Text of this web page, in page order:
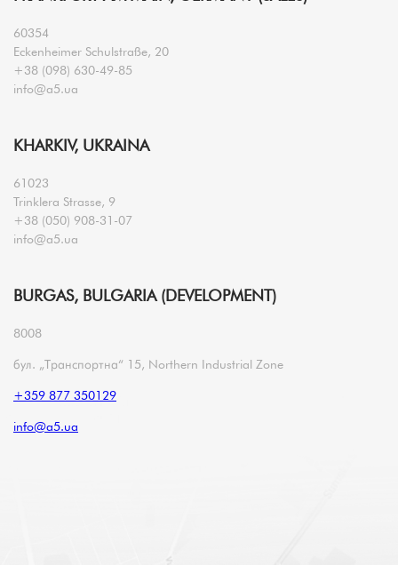
60354
Eckenheimer Schulstraße, 20
+38 (098) 630-49-85
info@a5.ua
KHARKIV, UKRAINA
61023
Trinklera Strasse, 9
+38 (050) 908-31-07
info@a5.ua
BURGAS, BULGARIA (DEVELOPMENT)
8008
бул. „Транспортна“ 15, Northern Industrial Zone
+359 877 350129
info@a5.ua